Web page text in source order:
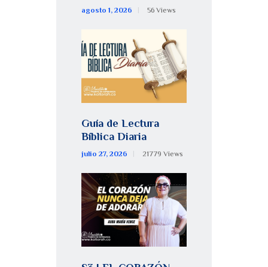
agosto 1, 2026 56 Views
Guía de Lectura
Bíblica Diaria
julio 27, 2026 21779 Views